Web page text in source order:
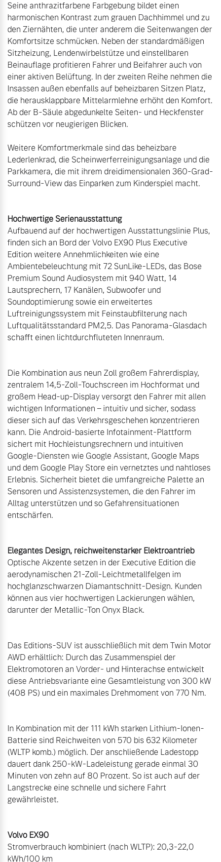
Seine anthrazitfarbene Farbgebung bildet einen
harmonischen Kontrast zum grauen Dachhimmel und zu
den Ziernähten, die unter anderem die Seitenwangen der
Komfortsitze schmücken. Neben der standardmäßigen
Sitzheizung, Lendenwirbelstütze und einstellbaren
Beinauflage profitieren Fahrer und Beifahrer auch von
einer aktiven Belüftung. In der zweiten Reihe nehmen die
Insassen außen ebenfalls auf beheizbaren Sitzen Platz,
die herausklappbare Mittelarmlehne erhöht den Komfort.
Ab der B-Säule abgedunkelte Seiten- und Heckfenster
Weitere Komfortmerkmale sind das beheizbare
Lederlenkrad, die Scheinwerferreinigungsanlage und die
Parkkamera, die mit ihrem dreidimensionalen 360-Grad-
Surround-View das Einparken zum Kinderspiel macht.
Hochwertige Serienausstattung
Aufbauend auf der hochwertigen Ausstattungslinie Plus,
finden sich an Bord der Volvo EX90 Plus Executive
Edition weitere Annehmlichkeiten wie eine
Ambientebeleuchtung mit 72 SunLike-LEDs, das Bose
Premium Sound Audiosystem mit 940 Watt, 14
Lautsprechern, 17 Kanälen, Subwoofer und
Soundoptimierung sowie ein erweitertes
Luftreinigungssystem mit Feinstaubfilterung nach
Luftqualitätsstandard PM2,5. Das Panorama-Glasdach
schafft einen lichtdurchfluteten Innenraum.
Die Kombination aus neun Zoll großem Fahrerdisplay,
zentralem 14,5-Zoll-Touchscreen im Hochformat und
großem Head-up-Display versorgt den Fahrer mit allen
wichtigen Informationen – intuitiv und sicher, sodass
dieser sich auf das Verkehrsgeschehen konzentrieren
kann. Die Android-basierte Infotainment-Plattform
sichert mit Hochleistungsrechnern und intuitiven
Google-Diensten wie Google Assistant, Google Maps
und dem Google Play Store ein vernetztes und nahtloses
Erlebnis. Sicherheit bietet die umfangreiche Palette an
Sensoren und Assistenzsystemen, die den Fahrer im
Alltag unterstützen und so Gefahrensituationen
entschärfen.
Elegantes Design, reichweitenstarker Elektroantrieb
Optische Akzente setzen in der Executive Edition die
aerodynamischen 21-Zoll-Leichtmetallfelgen im
hochglanzschwarzen Diamantschnitt-Design. Kunden
können aus vier hochwertigen Lackierungen wählen,
darunter der Metallic-Ton Onyx Black.
Das Editions-SUV ist ausschließlich mit dem Twin Motor
AWD erhältlich: Durch das Zusammenspiel der
Elektromotoren an Vorder- und Hinterachse entwickelt
diese Antriebsvariante eine Gesamtleistung von 300 kW
(408 PS) und ein maximales Drehmoment von 770 Nm.
In Kombination mit der 111 kWh starken Lithium-Ionen-
Batterie sind Reichweiten von 570 bis 632 Kilometer
(WLTP komb.) möglich. Der anschließende Ladestopp
dauert dank 250-kW-Ladeleistung gerade einmal 30
Minuten von zehn auf 80 Prozent. So ist auch auf der
Langstrecke eine schnelle und sichere Fahrt
Volvo EX90
Stromverbrauch kombiniert (nach WLTP): 20,3-22,0
kWh/100 km